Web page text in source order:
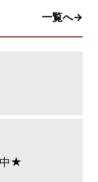
一覧へ→
中★